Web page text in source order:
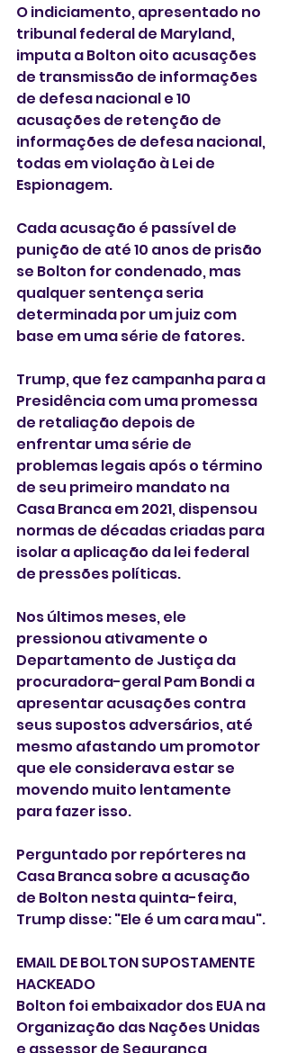
O indiciamento, apresentado no
tribunal federal de Maryland,
imputa a Bolton oito acusações
de transmissão de informações
de defesa nacional e 10
acusações de retenção de
informações de defesa nacional,
todas em violação à Lei de
Espionagem.
Cada acusação é passível de
punição de até 10 anos de prisão
se Bolton for condenado, mas
qualquer sentença seria
determinada por um juiz com
base em uma série de fatores.
Trump, que fez campanha para a
Presidência com uma promessa
de retaliação depois de
enfrentar uma série de
problemas legais após o término
de seu primeiro mandato na
Casa Branca em 2021, dispensou
normas de décadas criadas para
isolar a aplicação da lei federal
de pressões políticas.
Nos últimos meses, ele
pressionou ativamente o
Departamento de Justiça da
procuradora-geral Pam Bondi a
apresentar acusações contra
seus supostos adversários, até
mesmo afastando um promotor
que ele considerava estar se
movendo muito lentamente
para fazer isso.
Perguntado por repórteres na
Casa Branca sobre a acusação
de Bolton nesta quinta-feira,
Trump disse: "Ele é um cara mau".
EMAIL DE BOLTON SUPOSTAMENTE
HACKEADO
Bolton foi embaixador dos EUA na
Organização das Nações Unidas